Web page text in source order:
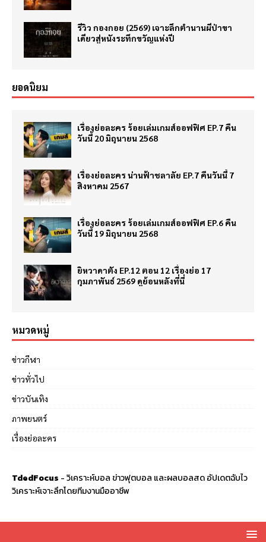
รีวิว กองกอย (2569) เจาะลึกตำนานผีป่าขา
เดียวสู่หนังระทึกขวัญแห่งปี
ยอดนิยม
เรื่องย่อละคร ร้อยเล่มเกมส์ออฟฟิศ EP.7 คืน
วันนี้ 20 มิถุนายน 2568
เรื่องย่อละคร น่านฟ้าชลาลัย EP.7 คืนวันนี้ 7
สิงหาคม 2567
เรื่องย่อละคร ร้อยเล่มเกมส์ออฟฟิศ EP.6 คืน
วันนี้ 19 มิถุนายน 2568
ยิหวาดาตัง EP.12 ตอน 12 เรื่องย่อ 17
กุมภาพันธ์ 2569 ดูย้อนหลังที่นี่
หมวดหมู่
ข่าวกีฬา
ข่าวทั่วไป
ข่าวบันเทิง
ภาพยนตร์
เรื่องย่อละคร
TdedFocus -วิเคราะห์บอล ข่าวฟุตบอล และผลบอลสด อัปเดตฉับไว
วิเคราะห์เจาะลึกโดยทีมงานมืออาชีพ